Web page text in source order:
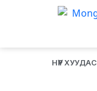
НҮҮР ХУУДАС